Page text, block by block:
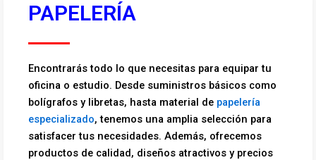
PAPELERÍA
Encontrarás todo lo que necesitas para equipar tu
oficina o estudio. Desde suministros básicos como
bolígrafos y libretas, hasta material de papelería
especializado, tenemos una amplia selección para
satisfacer tus necesidades. Además, ofrecemos
productos de calidad, diseños atractivos y precios